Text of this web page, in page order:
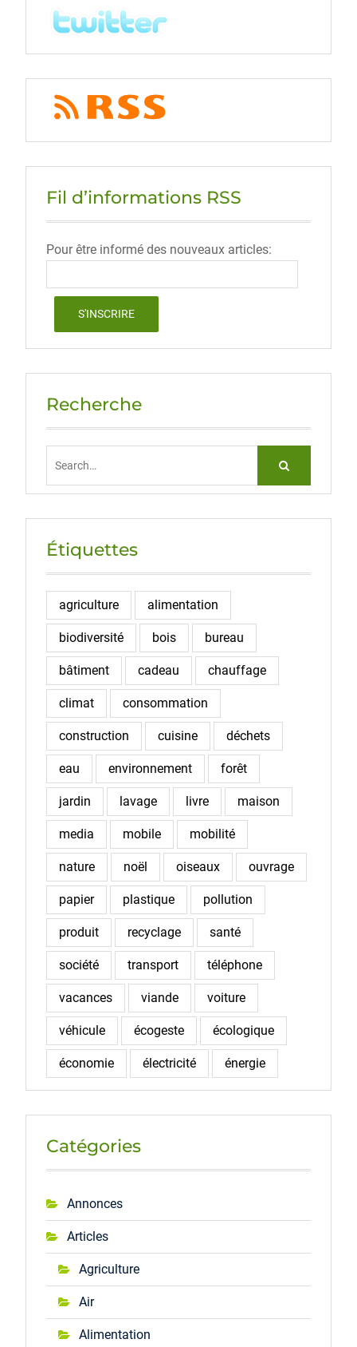
Fil d’informations RSS
Pour être informé des nouveaux articles:
Recherche
Étiquettes
agriculture alimentation
biodiversité bois bureau
bâtiment cadeau chauffage
climat consommation
construction cuisine déchets
eau environnement forêt
jardin lavage livre maison
media mobile mobilité
nature noël oiseaux ouvrage
papier plastique pollution
produit recyclage santé
société transport téléphone
vacances viande voiture
véhicule écogeste écologique
économie électricité énergie
Catégories
Annonces
Articles
Agriculture
Air
Alimentation